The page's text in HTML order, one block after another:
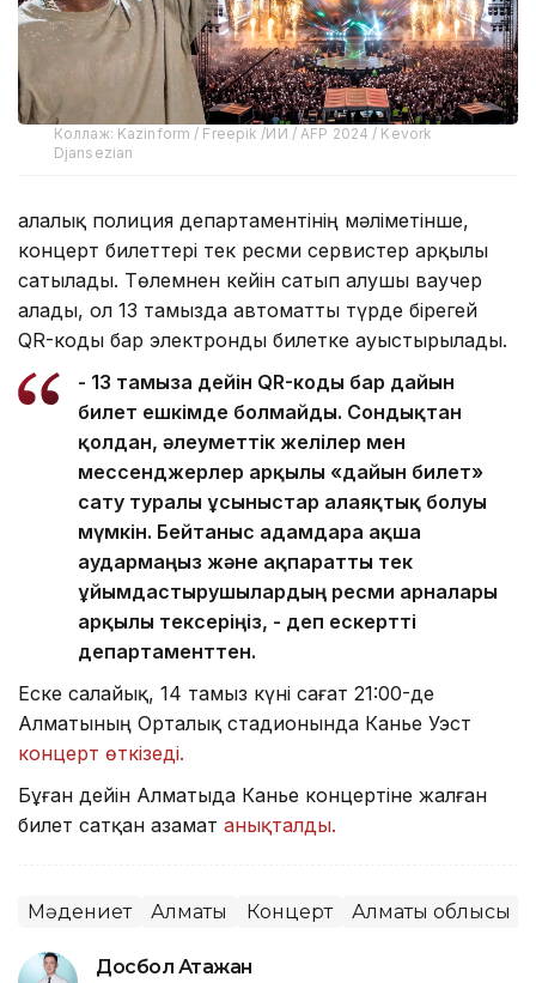
Коллаж: Kazinform / Freepik /ИИ / AFP 2024 / Kevork
Djansezian
Қалалық полиция департаментінің мәліметінше,
концерт билеттері тек ресми сервистер арқылы
сатылады. Төлемнен кейін сатып алушы ваучер
алады, ол 13 тамызда автоматты түрде бірегей
QR-коды бар электронды билетке ауыстырылады.
- 13 тамызға дейін QR-коды бар дайын
билет ешкімде болмайды. Сондықтан
қолдан, әлеуметтік желілер мен
мессенджерлер арқылы «дайын билет»
сату туралы ұсыныстар алаяқтық болуы
мүмкін. Бейтаныс адамдарға ақша
аудармаңыз және ақпаратты тек
ұйымдастырушылардың ресми арналары
арқылы тексеріңіз, - деп ескертті
департаменттен.
Еске салайық, 14 тамыз күні сағат 21:00-де
Алматының Орталық стадионында Канье Уэст
концерт өткізеді.
Бұған дейін Алматыда Канье концертіне жалған
билет сатқан азамат анықталды.
Мәдениет Алматы Концерт Алматы облысы
Досбол Атажан